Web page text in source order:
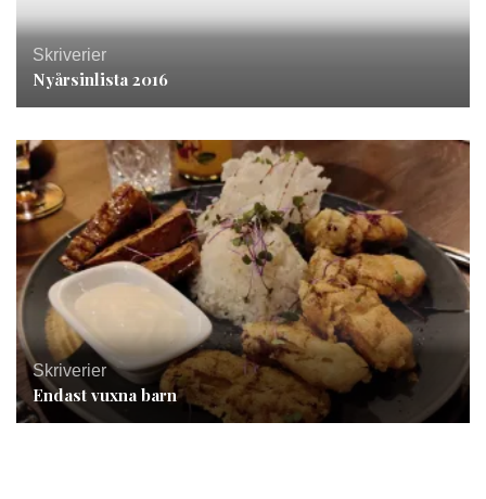
Skriverier
Nyårsinlista 2016
Skriverier
Endast vuxna barn